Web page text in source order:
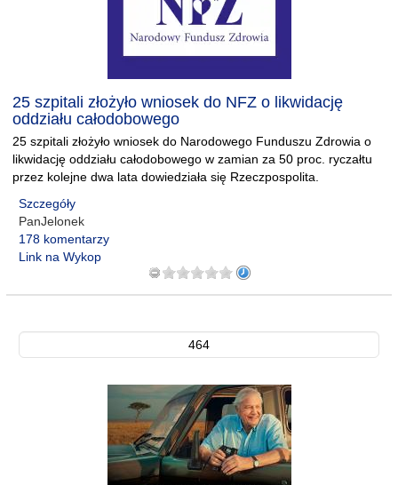
25 szpitali złożyło wniosek do NFZ o likwidację
oddziału całodobowego
25 szpitali złożyło wniosek do Narodowego Funduszu Zdrowia o
likwidację oddziału całodobowego w zamian za 50 proc. ryczałtu
przez kolejne dwa lata dowiedziała się Rzeczpospolita.
Szczegóły
PanJelonek
178 komentarzy
Link na Wykop
464